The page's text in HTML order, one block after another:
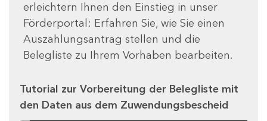
erleichtern Ihnen den Einstieg in unser
Förderportal: Erfahren Sie, wie Sie einen
Auszahlungsantrag stellen und die
Belegliste zu Ihrem Vorhaben bearbeiten.
Tutorial zur Vorbereitung der Belegliste mit
den Daten aus dem Zuwendungsbescheid